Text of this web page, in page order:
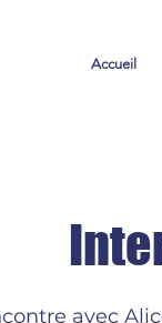
Accueil
avec